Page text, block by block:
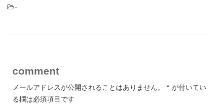
-
comment
メールアドレスが公開されることはありません。 * が付いてい
る欄は必須項目です